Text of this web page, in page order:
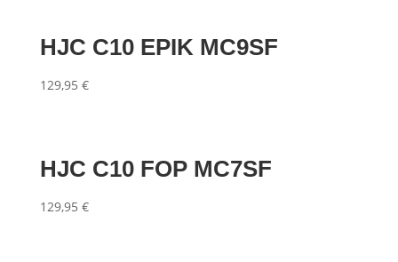
HJC C10 EPIK MC9SF
129,95 €
HJC C10 FOP MC7SF
129,95 €